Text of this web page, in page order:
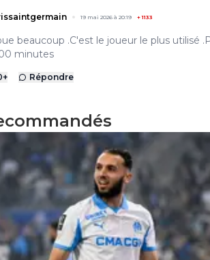
19 mai 2026 à 20:19 +1133
beaucoup .C'est le joueur le plus utilisé
minutes
+ Répondre